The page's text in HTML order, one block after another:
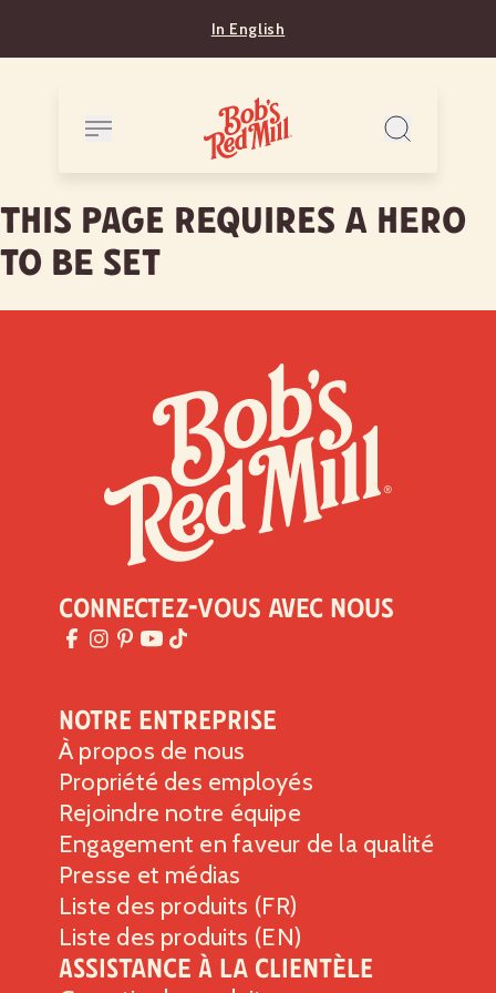
In English
This page requires a hero
to be set
Notre entreprise
À propos de nous
Propriété des employés
Rejoindre notre équipe
Engagement en faveur de la qualité
Presse et médias
Liste des produits (FR)
Liste des produits (EN)
Assistance à la clientèle
Connectez-vous avec nous